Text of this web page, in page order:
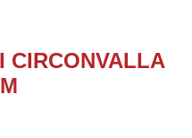
CIRCONVALLA